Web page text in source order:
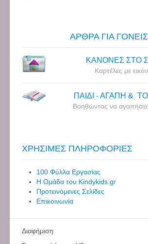
ΑΡΘΡΑ ΓΙΑ ΓΟΝΕΙΣ
ΚΑΝΟΝΕΣ ΣΤΟ
Καρτέλες με
ΠΑΙΔΙ - ΑΓΑΠΗ & ΤΟ
Βοηθώντας να αγαπήσει
ΧΡΗΣΙΜΕΣ ΠΛΗΡΟΦΟΡΙΕΣ
100 Φύλλα Εργασίας
Η Ομάδα του Kindykids.gr
Προτεινόμενες Σελίδες
Επικοινωνία
Διαφήμιση